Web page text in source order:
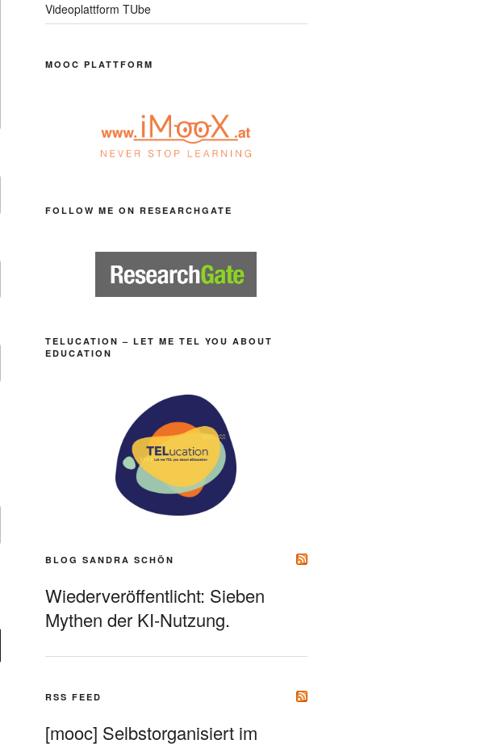
Videoplattform TUbe
MOOC PLATTFORM
FOLLOW ME ON RESEARCHGATE
TELUCATION – LET ME TEL YOU ABOUT
EDUCATION
BLOG SANDRA SCHÖN
Wiederveröffentlicht: Sieben
Mythen der KI-Nutzung.
RSS FEED
[mooc] Selbstorganisiert im